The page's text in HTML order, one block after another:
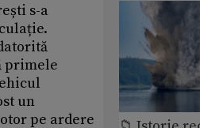
s-a
primele
un
pe ardere